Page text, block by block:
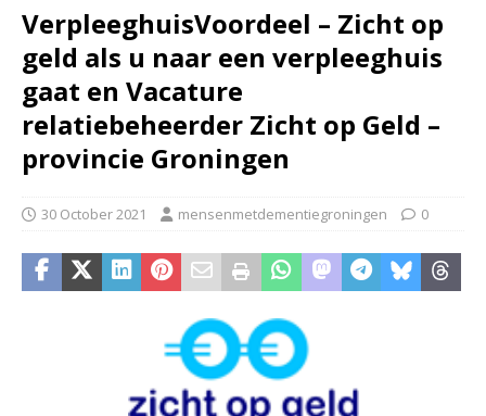
VerpleeghuisVoordeel – Zicht op
geld als u naar een verpleeghuis
gaat en Vacature
relatiebeheerder Zicht op Geld –
provincie Groningen
30 October 2021 mensenmetdementiegroningen 0